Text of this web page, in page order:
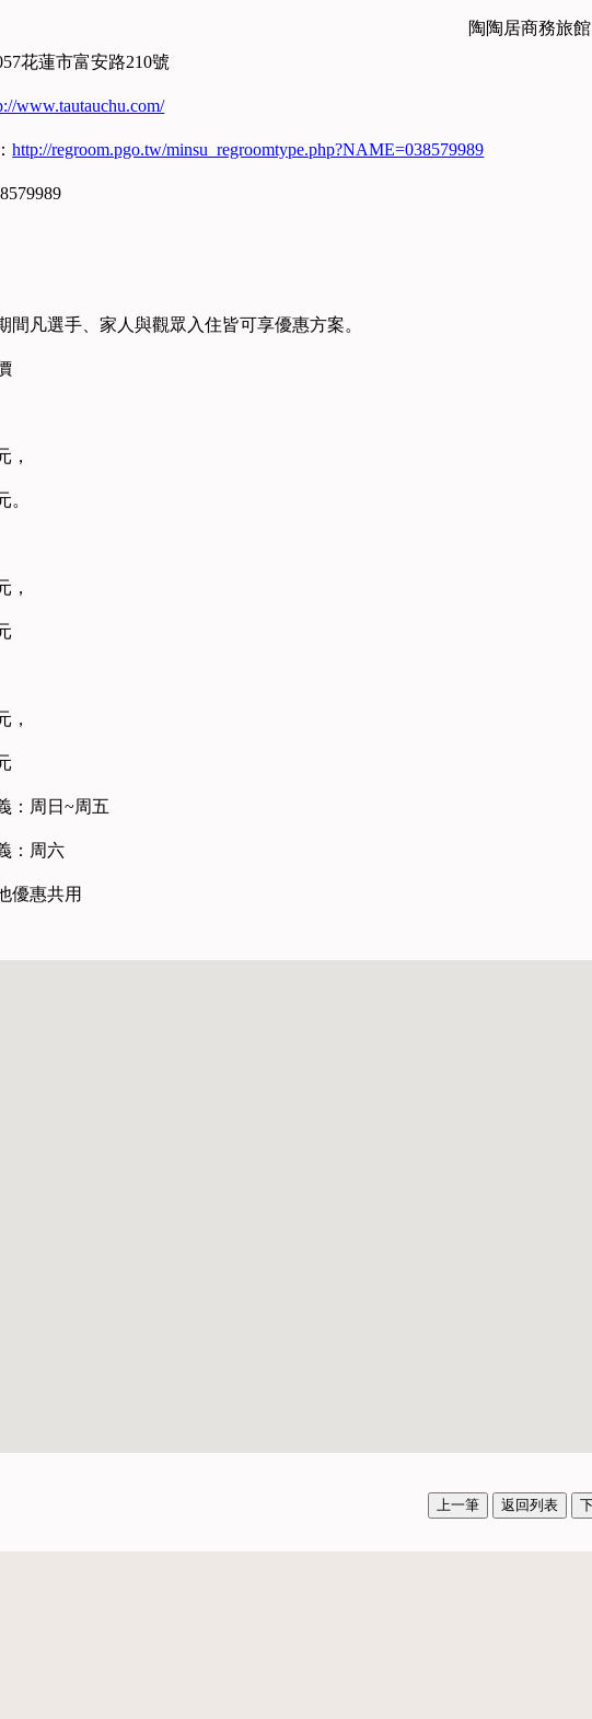
陶陶居商務旅館
花蓮市富安路210號
www.tautauchu.com/
http://regroom.pgo.tw/minsu_regroomtype.php?NAME=038579989
間凡選手、家人與觀眾入住皆可享優惠方案。
，
。
，
，
：周日~周五
：周六
優惠共用